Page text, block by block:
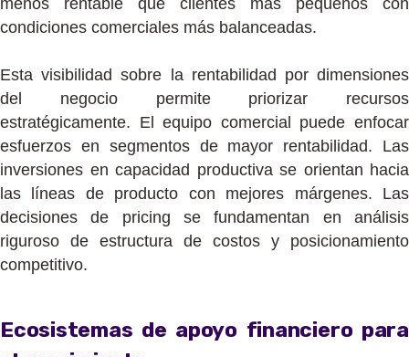
condiciones comerciales más balanceadas.
Esta visibilidad sobre la rentabilidad por dimensiones
del negocio permite priorizar recursos
estratégicamente. El equipo comercial puede enfocar
esfuerzos en segmentos de mayor rentabilidad. Las
inversiones en capacidad productiva se orientan hacia
las líneas de producto con mejores márgenes. Las
decisiones de pricing se fundamentan en análisis
riguroso de estructura de costos y posicionamiento
competitivo.
Ecosistemas de apoyo financiero para